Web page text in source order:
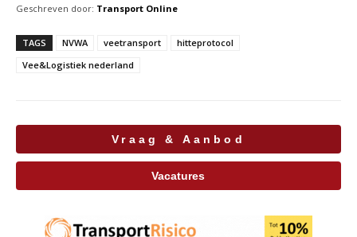
Geschreven door: Transport Online
TAGS NVWA veetransport
hitteprotocol
Vee&Logistiek nederland
Vraag & Aanbod
Vacatures